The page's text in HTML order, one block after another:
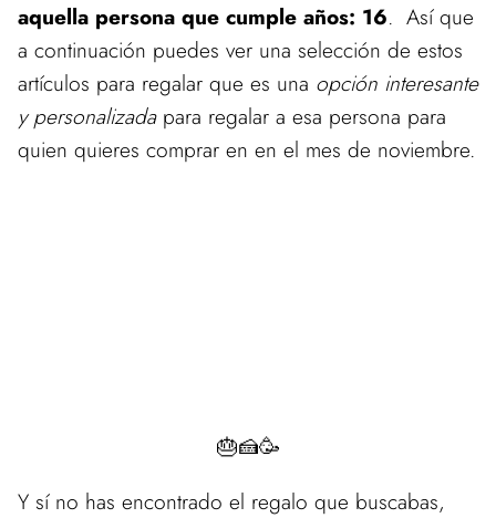
aquella persona que cumple años: 16. Así que
a continuación puedes ver una selección de estos
artículos para regalar que es una opción interesante
y personalizadapara regalar a esa persona para
quien quieres comprar en en el mes de noviembre.
🎂🍰🥳
Y sí no has encontrado el regalo que buscabas,